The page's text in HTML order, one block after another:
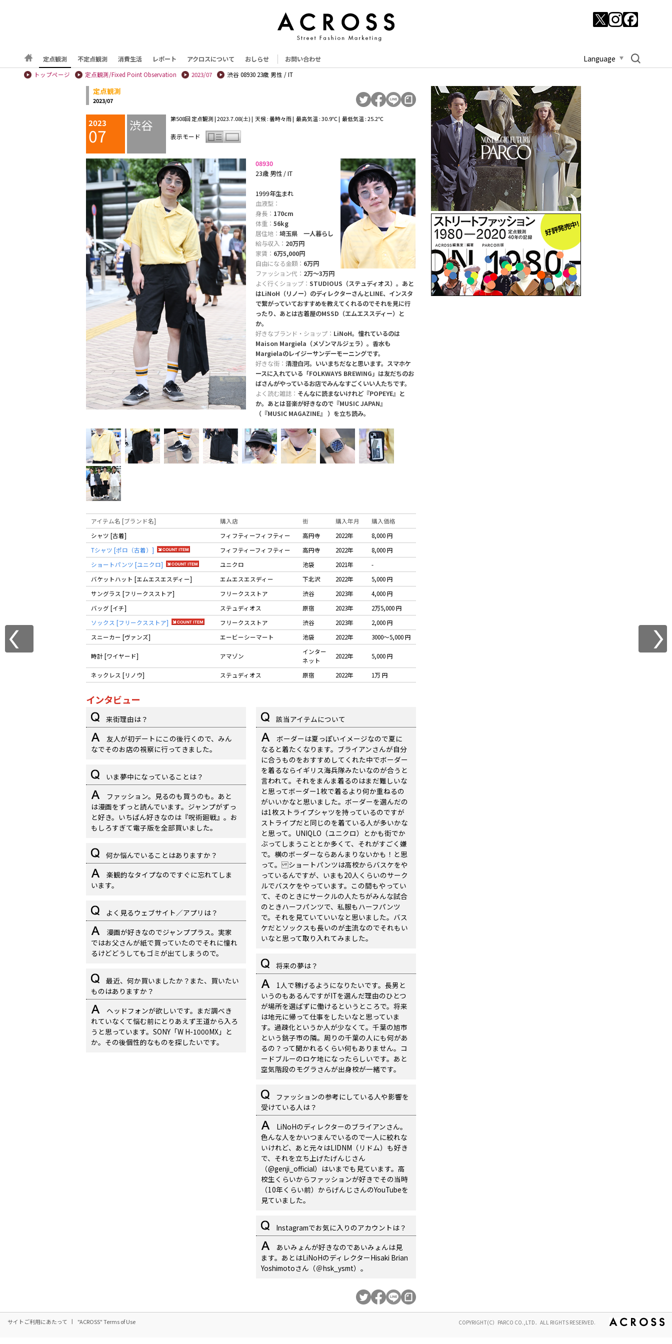
定点観測 不定点観測 消費生活 レポート アクロスについて おしらせ お問い合わせ Language
トップページ 定点観測/Fixed Point Observation 2023/07 渋谷 08930 23歳 男性 / IT
定点観測
2023/07
2023
07 渋谷 第508回 定点観測 | 2023.7.08(土) | 天候 : 曇時々雨 | 最高気温 : 30.9℃ | 最低気温 : 25.2℃
表示モード
08930
23歳 男性 / IT
1999年生まれ
血液型：
身長： 170cm
体重： 56kg
居住地： 埼玉県 一人暮らし
給与収入： 20万円
家賃： 6万5,000円
自由になる金額： 6万円
ファッション代： 2万〜3万円
よく行くショップ： STUDIOUS（ステュディオス）。あと
はLiNoH（リノー）のディレクターさんとLINE、インスタ
で繋がっていておすすめを教えてくれるのでそれを見に行
ったり、あとは古着屋のMSSD（エムエススディー）と
か。
好きなブランド・ショップ： LiNoH。憧れているのは
Maison Margiela（メゾンマルジェラ）。香水も
Margielaのレイジーサンデーモーニングです。
好きな街： 清澄白河。いいまちだなと思います。スマホケ
ースに入れている「FOLKWAYS BREWING」は友だちのお
ばさんがやっているお店でみんなすごくいい人たちです。
よく読む雑誌： そんなに読まないけれど『POPEYE』と
か。あとは音楽が好きなので『MUSIC JAPAN』
（『MUSIC MAGAZINE』 ）を立ち読み。
アイテム名 [ブランド名] 購入店 街 購入年月
購入価格
シャツ [古着]
フィフティーフィフティー 高円寺 2022年
8,000 円
Tシャツ [ポロ（古着）]
フィフティーフィフティー 高円寺 2022年
8,000 円
ショートパンツ [ユニクロ]
ユニクロ 池袋 2021年
-
バケットハット [エムエスエスディー]
エムエスエスディー 下北沢 2022年
5,000 円
サングラス [フリークスストア]
フリークスストア 渋谷 2023年
4,000 円
バッグ [イチ]
ステュディオス 原宿 2023年
2万5,000 円
ソックス [フリークスストア]
フリークスストア 渋谷 2023年
2,000 円
スニーカー [ヴァンズ]
エービーシーマート 池袋 2022年 3000〜5,000 円
時計 [ワイヤード] アマゾン
インター
ネット
2022年 5,000 円
ネックレス [リノウ] ステュディオス 原宿 2022年 1万 円
インタビュー
来街理由は？
友人が初デートにこの後行くので、みん
なでそのお店の視察に行ってきました。
いま夢中になっていることは？
ファッション。見るのも買うのも。あと
は漫画をずっと読んでいます。ジャンプがずっ
と好き。いちばん好きなのは『呪術廻戦』。お
もしろすぎて電子版を全部買いました。
何か悩んでいることはありますか？
楽観的なタイプなのですぐに忘れてしま
います。
よく見るウェブサイト／アプリは？
漫画が好きなのでジャンププラス。実家
ではお父さんが紙で買っていたのでそれに憧れ
るけどどうしてもゴミが出てしまうので。
最近、何か買いましたか？また、買いたい
ものはありますか？
ヘッドフォンが欲しいです。まだ調べき
れていなくて悩む前にとりあえず王道から入ろ
うと思っています。SONY「W H-1000MX」と
か。その後個性的なものを探したいです。
該当アイテムについて
ボーダーは夏っぽいイメージなので夏に
なると着たくなります。ブライアンさんが自分
に合うものをおすすめしてくれた中でボーダー
を着るならイギリス海兵隊みたいなのが合うと
言われて。それをまんま着るのはまだ難しいな
と思ってボーダー1枚で着るより何か重ねるの
がいいかなと思いました。ボーダーを選んだの
は1枚ストライプシャツを持っているのですが
ストライプだと同じのを着ている人が多いかな
と思って。UNIQLO（ユニクロ）とかも街でか
ぶってしまうこととか多くて、それがすごく嫌
で。横のボーダーならあんまりないかも！と思
って。 ショートパンツは高校からバスケをや
っているんですが、いまも20人くらいのサーク
ルでバスケをやっています。この間もやってい
て、そのときにサークルの人たちがみんな試合
のときハーフパンツで、私服もハーフパンツ
で。それを見ていていいなと思いました。バス
ケだとソックスも長いのが主流なのでそれもい
いなと思って取り入れてみました。
将来の夢は？
1人で稼げるようになりたいです。長男と
いうのもあるんですがITを選んだ理由のひとつ
が場所を選ばずに働けるというところで。将来
は地元に帰って仕事をしたいなと思っていま
す。過疎化というか人が少なくて。千葉の旭市
という銚子市の隣。周りの千葉の人にも何があ
るの？って聞かれるくらい何もありません。コ
ードブルーのロケ地になったらしいです。あと
空気階段のモグラさんが出身校が一緒です。
ファッションの参考にしている人や影響を
受けている人は？
LiNoHのディレクターのブライアンさん。
色んな人をかいつまんでいるので一人に絞れな
いけれど、あと元々はLIDNM（リドム）も好き
で、それを立ち上げたげんじさん
（@genji_official）はいまでも見ています。高
校生くらいからファッションが好きでその当時
（10年くらい前）からげんじさんのYouTubeを
見ていました。
Instagramでお気に入りのアカウントは？
あいみょんが好きなのであいみょんは見
ます。あとはLiNoHのディレクターHisaki Brian
Yoshimotoさん（＠hsk_ysmt）。
サイトご利用にあたって "ACROSS" Terms of Use COPYRIGHT(C）PARCO CO.,LTD．ALL RIGHTS RESERVED.